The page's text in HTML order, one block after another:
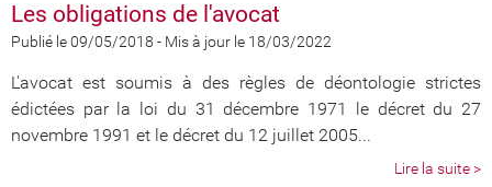
Les obligations de l'avocat
Publié le 09/05/2018 - Mis à jour le 18/03/2022
L'avocat est soumis à des règles de déontologie strictes
édictées par la loi du 31 décembre 1971 le décret du 27
novembre 1991 et le décret du 12 juillet 2005...
Lire la suite >